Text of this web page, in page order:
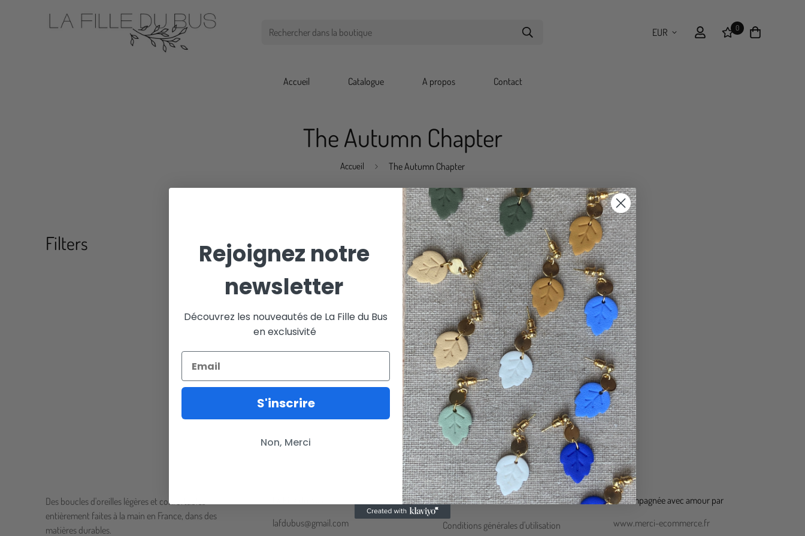
Rechercher dans la boutique EUR 0
Accueil Catalogue A propos Contact
The Autumn Chapter
Accueil The Autumn Chapter
Filters
Aucun produit ne correspond à votre recherche.
Des boucles d'oreilles légères et confortables
entièrement faites à la main en France, dans des
matières durables.
lafdubus@gmail.com
Information
Conditions générales d'utilisation
Accompagnée avec amour par
www.merci-ecommerce.fr
Rejoignez notre
newsletter
Découvrez les nouveautés de La Fille du Bus
en exclusivité
S'inscrire
Non, Merci